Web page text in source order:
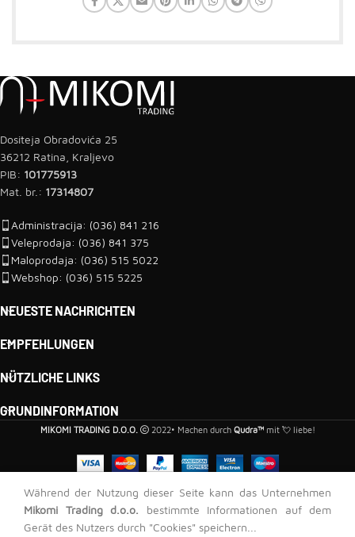
Dositeja Obradovića 25
36212 Ratina, Kraljevo
PIB: 101775913
Mat. br.: 17314807
Administracija: (036) 841 216
Veleprodaja: (036) 841 375
Maloprodaja: (036) 515 5022
Webshop: (036) 515 5225
NEUESTE NACHRICHTEN
EMPFEHLUNGEN
NÜTZLICHE LINKS
GRUNDINFORMATION
MIKOMI TRADING D.O.O. 2022• Machen durch Qudra™mit 💘 liebe!
Während der Nutzung dieser Seite kann das Unternehmen
Mikomi Trading d.o.o. bestimmte Informationen auf dem
Gerät des Nutzers durch "Cookies" speichern...
PVC
Sockelleiste
310,00RSD